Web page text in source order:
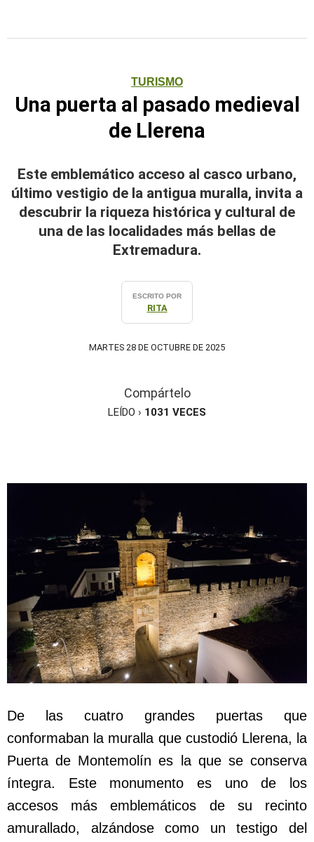
TURISMO
Una puerta al pasado medieval
de Llerena
Este emblemático acceso al casco urbano,
último vestigio de la antigua muralla, invita a
descubrir la riqueza histórica y cultural de
una de las localidades más bellas de
Extremadura.
ESCRITO POR
RITA
MARTES 28 DE OCTUBRE DE 2025
Compártelo
LEÍDO › 1031 VECES
De las cuatro grandes puertas que
conformaban la muralla que custodió Llerena, la
Puerta de Montemolín es la que se conserva
íntegra. Este monumento es uno de los
accesos más emblemáticos de su recinto
amurallado, alzándose como un testigo del